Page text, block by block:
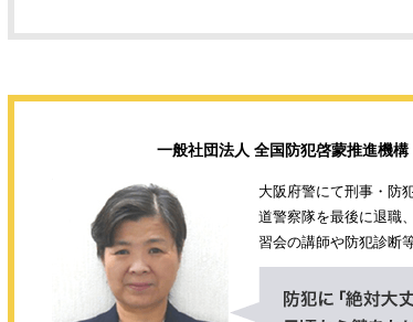
一般社団法人 全国防犯啓蒙推進機
大阪府警にて刑事・防
道警察隊を最後に退職
習会の講師や防犯診断